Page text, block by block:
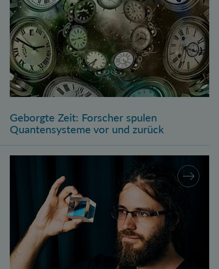
Geborgte Zeit: Forscher spulen
Quantensysteme vor und zurück